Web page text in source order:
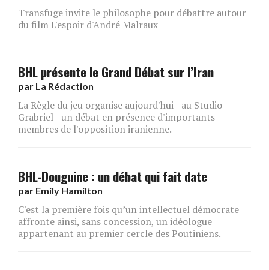
Transfuge invite le philosophe pour débattre autour
du film L'espoir d'André Malraux
BHL présente le Grand Débat sur l’Iran
par La Rédaction
La Règle du jeu organise aujourd'hui - au Studio
Grabriel - un débat en présence d'importants
membres de l'opposition iranienne.
BHL-Douguine : un débat qui fait date
par Emily Hamilton
C'est la première fois qu’un intellectuel démocrate
affronte ainsi, sans concession, un idéologue
appartenant au premier cercle des Poutiniens.